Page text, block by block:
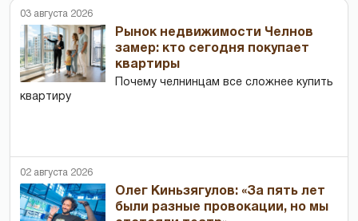
03 августа 2026
Рынок недвижимости Челнов
замер: кто сегодня покупает
квартиры
Почему челнинцам все сложнее купить
квартиру
02 августа 2026
Олег Киньзягулов: «За пять лет
были разные провокации, но мы